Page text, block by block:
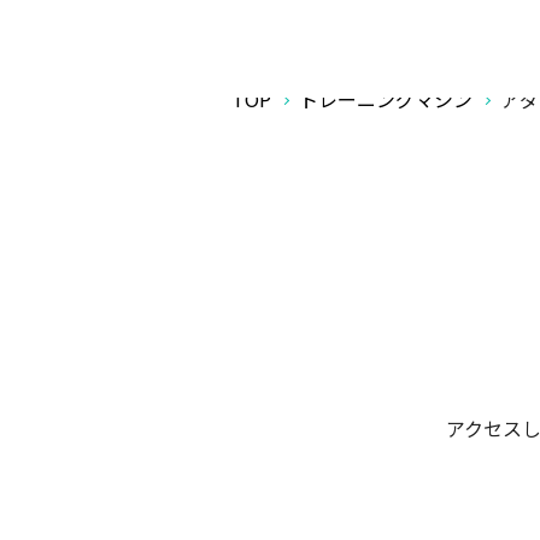
TOP トレーニングマシン ア
アクセス